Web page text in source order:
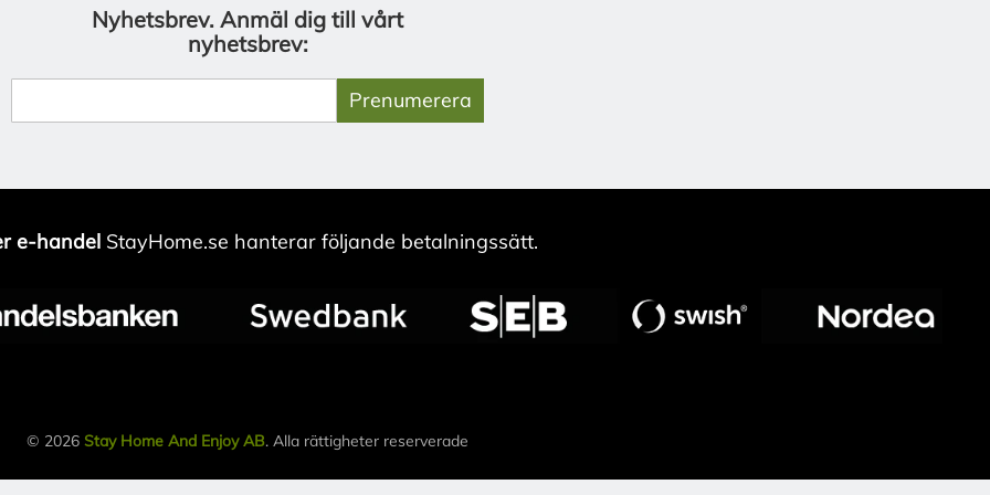
Nyhetsbrev. Anmäl dig till vårt
nyhetsbrev:
Prenumerera
e-handelStayHome.se hanterar följande betalningssätt.
© 2026 Stay Home And Enjoy AB. Alla rättigheter reserverade